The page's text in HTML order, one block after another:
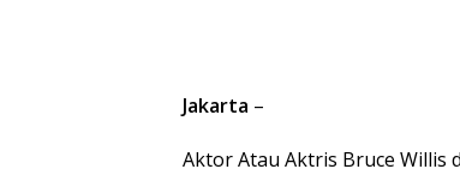
Jakarta –
Aktor Atau Aktris Bruce Willis